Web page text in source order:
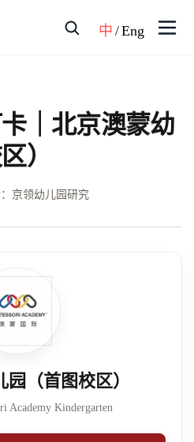
中 /Eng
｜北京澳蒙幼
）
京领幼儿园研究
（首图校区）
Academy Kindergarten